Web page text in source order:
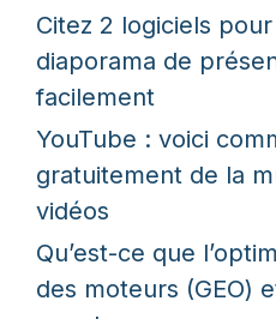
Citez 2 logiciels
diaporama de
facilement
YouTube : voici
gratuitement de la
vidéos
Qu’est-ce que
des moteurs (GEO)